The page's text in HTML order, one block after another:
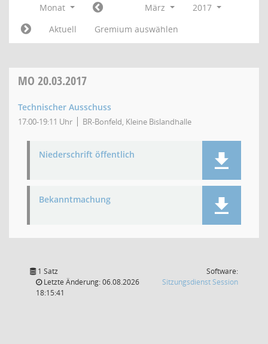
Monat März
2017
Aktuell
Gremium auswählen
MO 20.03.2017
Technischer Ausschuss
17:00-19:11 Uhr BR-Bonfeld, Kleine Bislandhalle
Niederschrift öffentlich
Bekanntmachung
1 Satz
Letzte Änderung: 06.08.2026
18:15:41
Software:
Sitzungsdienst Session(Wird in